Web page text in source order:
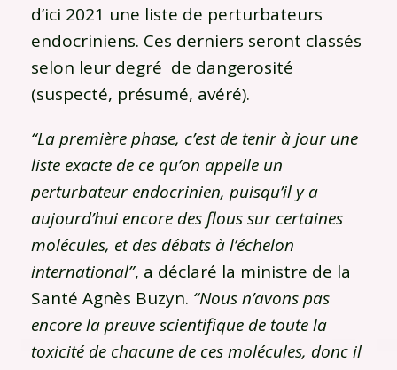
d’ici 2021 une liste de perturbateurs
endocriniens. Ces derniers seront classés
selon leur degré de dangerosité
(suspecté, présumé, avéré).
“La première phase, c’est de tenir à jour une
liste exacte de ce qu’on appelle un
perturbateur endocrinien, puisqu’il y a
aujourd’hui encore des flous sur certaines
molécules, et des débats à l’échelon
international”, a déclaré la ministre de la
Santé Agnès Buzyn. “Nous n’avons pas
encore la preuve scientifique de toute la
toxicité de chacune de ces molécules, donc il